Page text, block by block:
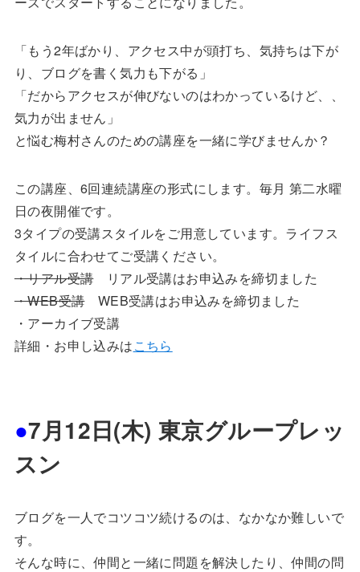
「もう2年ばかり、アクセス中が頭打ち、気持ちは下が
り、ブログを書く気力も下がる」
「だからアクセスが伸びないのはわかっているけど、、
気力が出ません」
と悩む梅村さんのための講座を一緒に学びませんか？
この講座、6回連続講座の形式にします。毎月 第二水曜
日の夜開催です。
3タイプの受講スタイルをご用意しています。ライフス
タイルに合わせてご受講ください。
・リアル受講リアル受講はお申込みを締切ました
・WEB受講WEB受講はお申込みを締切ました
・アーカイブ受講
詳細・お申し込みはこちら
●7月12日(木) 東京グループレッ
スン
ブログを一人でコツコツ続けるのは、なかなか難しいで
す。
そんな時に、仲間と一緒に問題を解決したり、仲間の問